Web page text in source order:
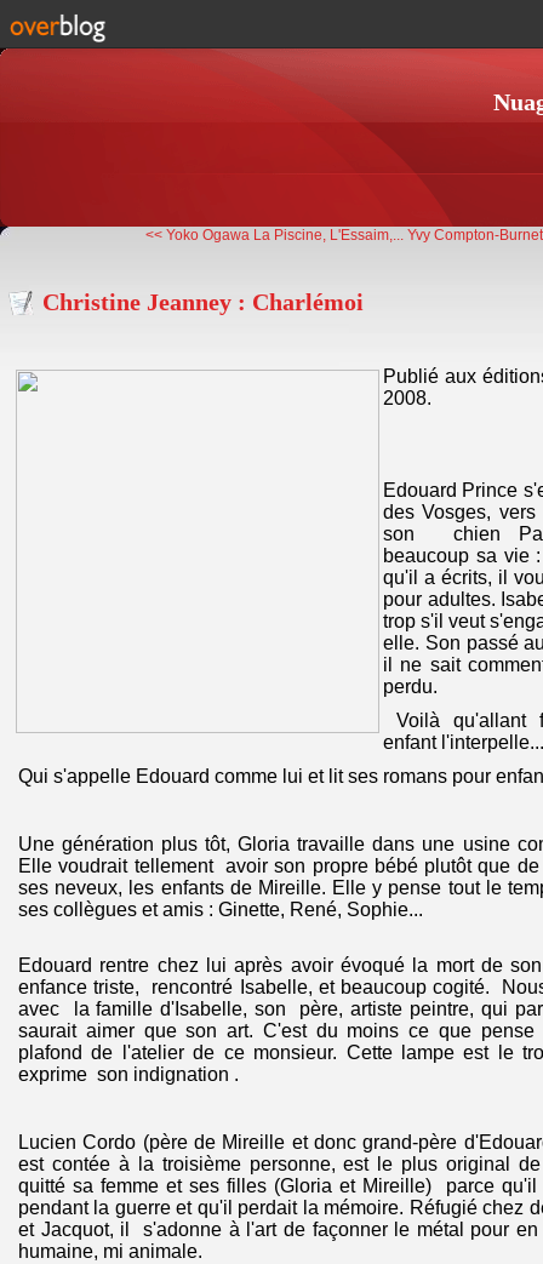
<< Yoko Ogawa La Piscine, L'Essaim,... Yvy Compton-
Christine Jeanney : Charlémoi
Publié aux
2008.
Edouard Prince
des Vosges,
son chien
beaucoup sa vie
qu'il a écrits, il
pour adultes.
trop s'il veut
elle. Son passé
il ne sait
perdu.
Voilà qu'allant
enfant l'interpelle...
Qui s'appelle Edouard comme lui et lit ses romans pour
Une génération plus tôt, Gloria travaille dans une usine
Elle voudrait tellement avoir son propre bébé plutôt que
ses neveux, les enfants de Mireille. Elle y pense tout le
ses collègues et amis : Ginette, René, Sophie...
Edouard rentre chez lui après avoir évoqué la mort de
enfance triste, rencontré Isabelle, et beaucoup cogité.
avec la famille d'Isabelle, son père, artiste peintre, qui
saurait aimer que son art. C'est du moins ce que
plafond de l'atelier de ce monsieur. Cette lampe est le
exprime son indignation .
Lucien Cordo (père de Mireille et donc grand-père
est contée à la troisième personne, est le plus original
quitté sa femme et ses filles (Gloria et Mireille) parce qu'il
pendant la guerre et qu'il perdait la mémoire. Réfugié chez
et Jacquot, il s'adonne à l'art de façonner le métal pour
humaine, mi animale.